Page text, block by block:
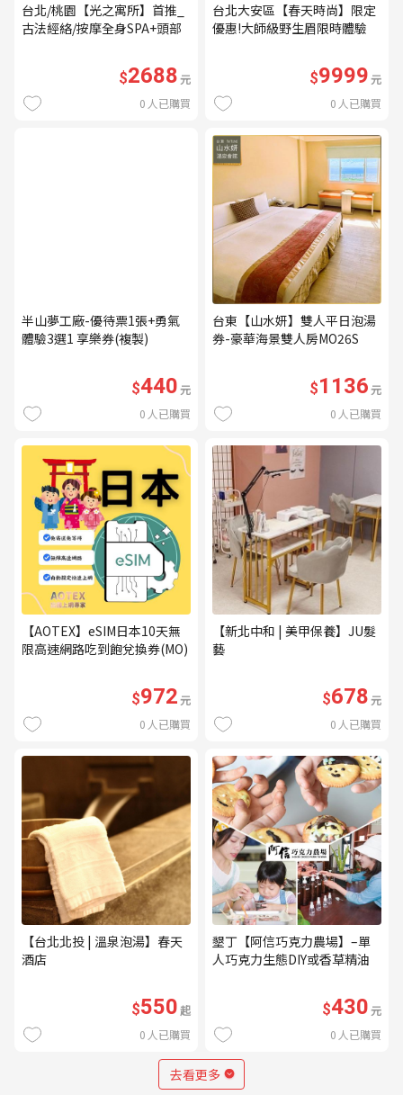
台北/桃園【光之寓所】首推_
古法經絡/按摩全身SPA+頭部
$2688元
0 人已購買
台北大安區【春天時尚】限定
優惠!大師級野生眉限時體驗
優惠券（無補色） (MO)
$9999元
0 人已購買
半山夢工廠-優待票1張+勇氣
體驗3選1 享樂券(複製)
$440元
0 人已購買
台東【山水妍】雙人平日泡湯
券-豪華海景雙人房MO26S
$1136元
0 人已購買
【AOTEX】eSIM日本10天無
限高速網路吃到飽兌換券(MO)
$972元
0 人已購買
【新北中和 | 美甲保養】JU髮
藝
$678元
0 人已購買
【台北北投 | 溫泉泡湯】春天
酒店
$550起
0 人已購買
墾丁【阿信巧克力農場】–單
人巧克力生態DIY或香草精油
$430元
0 人已購買
去看更多